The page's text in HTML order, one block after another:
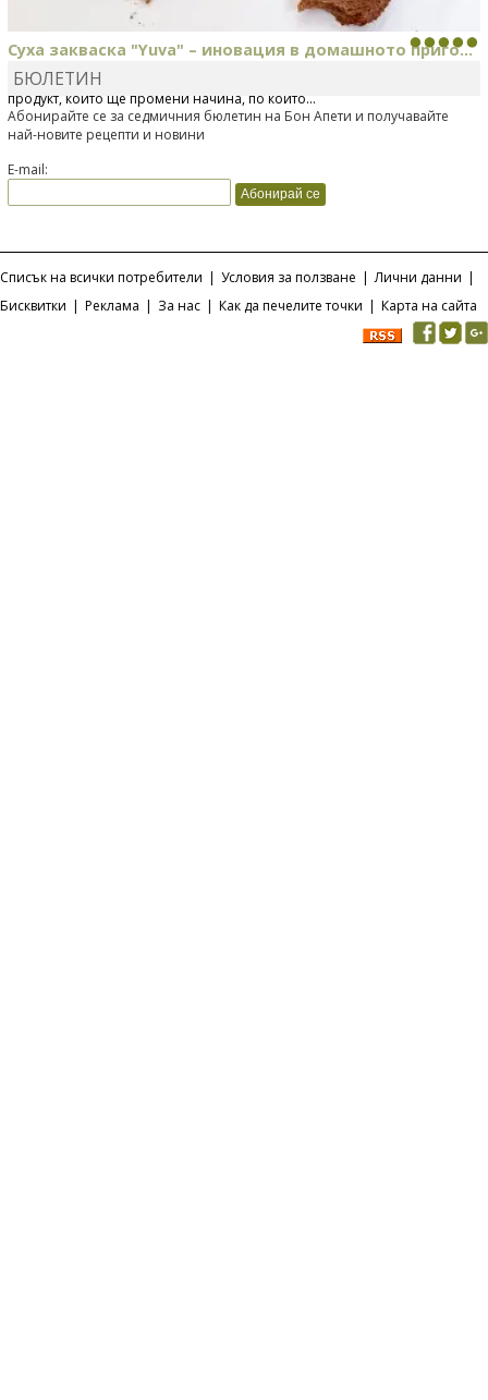
Суха закваска "Yuva" – иновация в домашното приго...
Отскоро Лесафр България стартира предлагането на изцяло нов
продукт, който ще промени начина, по който...
БЮЛЕТИН
Абонирайте се за седмичния бюлетин на Бон Апети и получавайте
най-новите рецепти и новини
E-mail:
Списък на всички потребители | Условия за ползване | Лични данни |
Бисквитки | Реклама | За нас | Как да печелите точки | Карта на сайта